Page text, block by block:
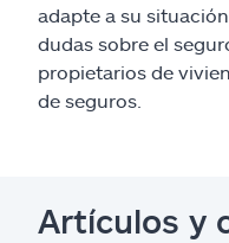
adapte a su
dudas sobre el
propietarios de
de seguros.
Artículos y